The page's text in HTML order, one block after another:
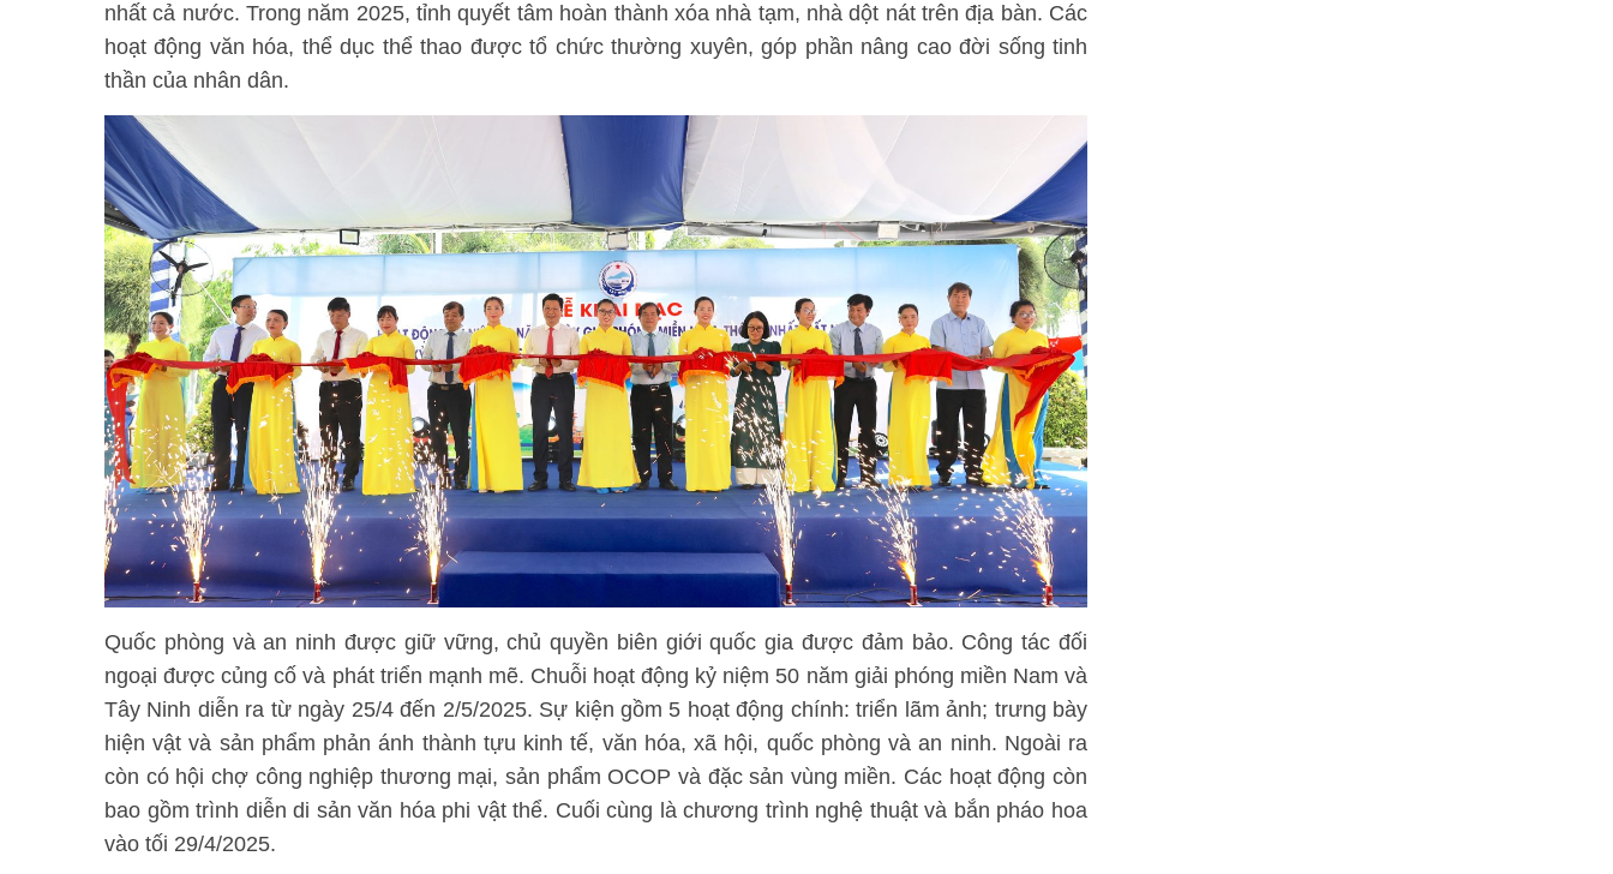
nhất cả nước. Trong năm 2025, tỉnh quyết tâm hoàn thành xóa nhà tạm, nhà dột nát trên địa bàn. Các
hoạt động văn hóa, thể dục thể thao được tổ chức thường xuyên, góp phần nâng cao đời sống tinh
thần của nhân dân.
Quốc phòng và an ninh được giữ vững, chủ quyền biên giới quốc gia được đảm bảo. Công tác đối
ngoại được củng cố và phát triển mạnh mẽ. Chuỗi hoạt động kỷ niệm 50 năm giải phóng miền Nam và
Tây Ninh diễn ra từ ngày 25/4 đến 2/5/2025. Sự kiện gồm 5 hoạt động chính: triển lãm ảnh; trưng bày
hiện vật và sản phẩm phản ánh thành tựu kinh tế, văn hóa, xã hội, quốc phòng và an ninh. Ngoài ra
còn có hội chợ công nghiệp thương mại, sản phẩm OCOP và đặc sản vùng miền. Các hoạt động còn
bao gồm trình diễn di sản văn hóa phi vật thể. Cuối cùng là chương trình nghệ thuật và bắn pháo hoa
vào tối 29/4/2025.